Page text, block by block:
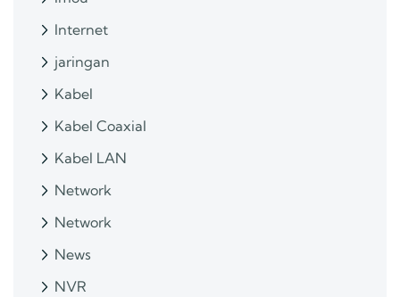
Internet
jaringan
Kabel
Kabel Coaxial
Kabel LAN
Network
Network
News
NVR